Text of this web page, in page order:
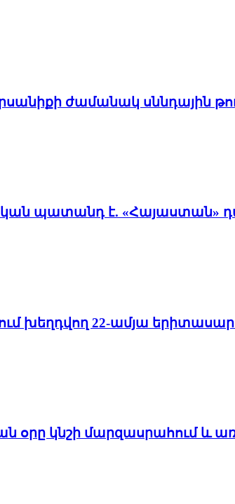
ժամանակ սննդային
պատանդ է. «Հայաստան»
խեղդվող 22-ամյա
օրը կնշի մարզասրահում և